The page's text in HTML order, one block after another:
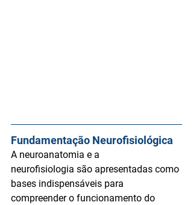
Fundamentação Neurofisiológica
A neuroanatomia e a
neurofisiologia são apresentadas como
bases indispensáveis para
compreender o funcionamento do